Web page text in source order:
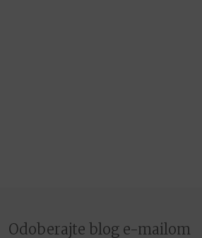
Odoberajte blog e-mailom